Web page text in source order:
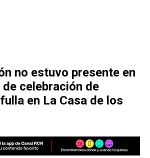
no estuvo presente en
celebración de
en La Casa de los